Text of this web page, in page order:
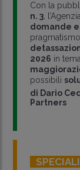
Con la
n. 3,
domande
2026 in
possibili
di Dario
Partners
SPECIALI